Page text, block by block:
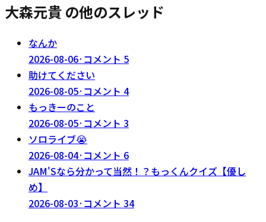
大森元貴 の他のスレッド
なんか
2026-08-06· コメント 5
助けてください
2026-08-05· コメント 4
もっきーのこと
2026-08-05· コメント 3
ソロライブ😭
2026-08-04· コメント 6
JAM'Sなら分かって当然！？もっくんクイズ【優し
め】
2026-08-03· コメント 34